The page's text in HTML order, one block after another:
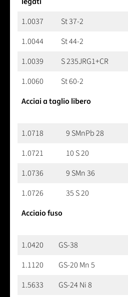
1.0037
St 37-2
1.0044
St 44-2
1.0039
S 235JRG1+CR
1.0060
St 60-2
Acciai a taglio libero
1.0718
9 SMnPb 28
1.0721
10 S 20
1.0736
9 SMn 36
1.0726
35 S 20
Acciaio fuso
1.0420
GS-38
1.1120
GS-20 Mn 5
1.5633
GS-24 Ni 8